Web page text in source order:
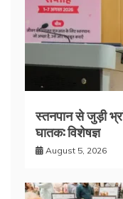
स्तनपान से जुड़ी
घातक: विशेषज्ञ
August 5, 2026